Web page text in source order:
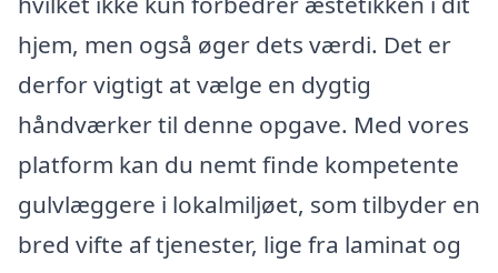
hjem, men også øger dets værdi. Det er
derfor vigtigt at vælge en dygtig
håndværker til denne opgave. Med vores
platform kan du nemt finde kompetente
gulvlæggere i lokalmiljøet, som tilbyder en
bred vifte af tjenester, lige fra laminat og